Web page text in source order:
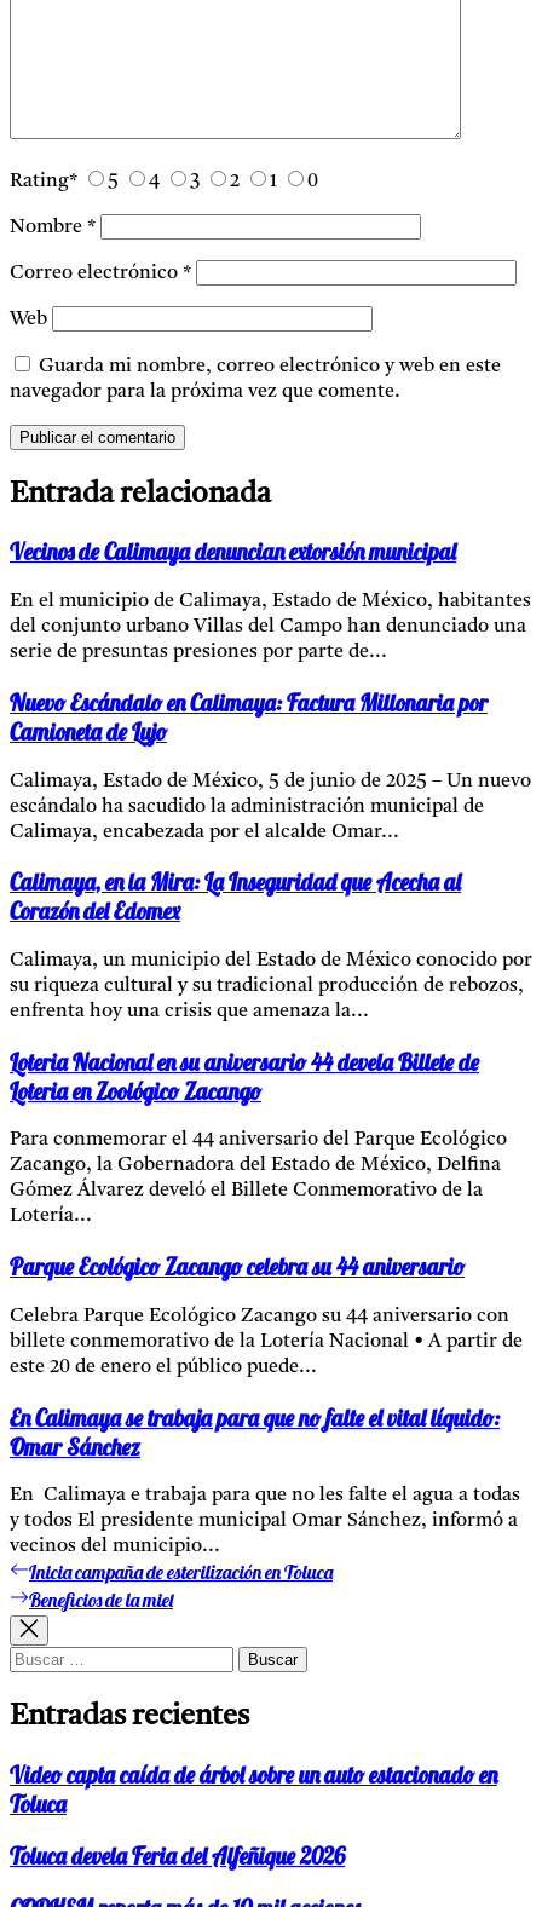
Rating* 5 4 3 2 1 0
Nombre *
Correo electrónico *
Web
Guarda mi nombre, correo electrónico y web en este
navegador para la próxima vez que comente.
Entrada relacionada
Vecinos de Calimaya denuncian extorsión municipal
En el municipio de Calimaya, Estado de México, habitantes
del conjunto urbano Villas del Campo han denunciado una
serie de presuntas presiones por parte de...
Nuevo Escándalo en Calimaya: Factura Millonaria por
Camioneta de Lujo
Calimaya, Estado de México, 5 de junio de 2025 – Un nuevo
escándalo ha sacudido la administración municipal de
Calimaya, encabezada por el alcalde Omar...
Calimaya, en la Mira: La Inseguridad que Acecha al
Corazón del Edomex
Calimaya, un municipio del Estado de México conocido por
su riqueza cultural y su tradicional producción de rebozos,
enfrenta hoy una crisis que amenaza la...
Loteria Nacional en su aniversario 44 devela Billete de
Loteria en Zoológico Zacango
Para conmemorar el 44 aniversario del Parque Ecológico
Zacango, la Gobernadora del Estado de México, Delfina
Gómez Álvarez develó el Billete Conmemorativo de la
Lotería...
Parque Ecológico Zacango celebra su 44 aniversario
Celebra Parque Ecológico Zacango su 44 aniversario con
billete conmemorativo de la Lotería Nacional • A partir de
este 20 de enero el público puede...
En Calimaya se trabaja para que no falte el vital líquido:
Omar Sánchez
En Calimaya e trabaja para que no les falte el agua a todas
y todos El presidente municipal Omar Sánchez, informó a
vecinos del municipio...
Navegación
de
entradas
Entrada
anterior:
Inicia campaña de esterilización en Toluca
Entrada
siguiente:
Beneficios de la miel
Buscar:
Entradas recientes
Video capta caída de árbol sobre un auto estacionado en
Toluca
Toluca devela Feria del Alfeñique 2026